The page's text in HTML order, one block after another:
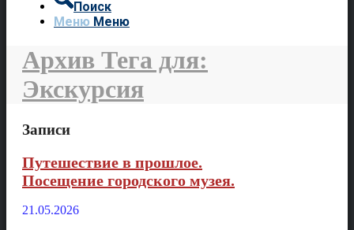
Поиск
Меню Меню
Архив Тега для:
Экскурсия
Записи
Путешествие в прошлое.
Посещение городского музея.
21.05.2026